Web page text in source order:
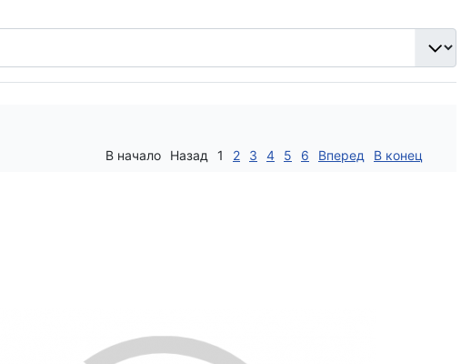
В начало Назад 1 2 3 4 5 6 Вперед В конец